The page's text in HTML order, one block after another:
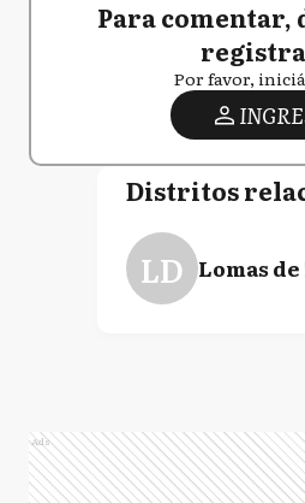
Para comentar,
Por favor,
Distritos
LD Lomas
Ads